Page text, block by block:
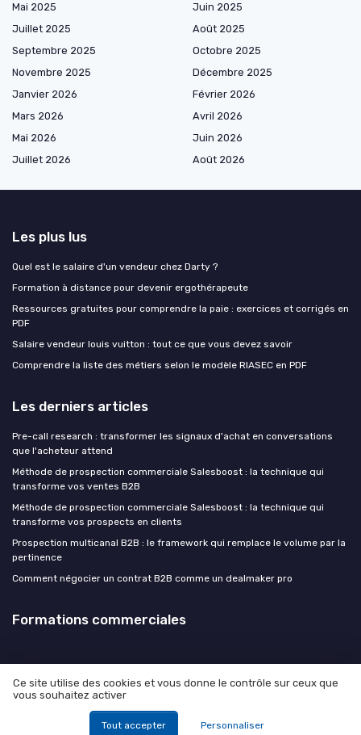
Mai 2025
Juin 2025
Juillet 2025
Août 2025
Septembre 2025
Octobre 2025
Novembre 2025
Décembre 2025
Janvier 2026
Février 2026
Mars 2026
Avril 2026
Mai 2026
Juin 2026
Juillet 2026
Août 2026
Les plus lus
Quel est le salaire d'un vendeur chez Darty ?
Formation à distance pour devenir ergothérapeute
Ressources gratuites pour comprendre la paie : exercices et corrigés en
PDF
Salaire vendeur louis vuitton : tout ce que vous devez savoir
Comprendre la liste des métiers selon le modèle RIASEC en PDF
Les derniers articles
Pre-call research : transformer les signaux d'achat en conversations
que l'acheteur attend
Méthode de prospection commerciale Salesboost : la technique qui
transforme vos ventes B2B
Méthode de prospection commerciale Salesboost : la technique qui
transforme vos prospects en clients
Prospection multicanal B2B : le framework qui remplace le volume par la
pertinence
Comment négocier un contrat B2B comme un dealmaker pro
Formations commerciales
Mentions légales
© Formations commerciales 2026
Ce site utilise des cookies et vous donne le contrôle sur ceux que
vous souhaitez activer
Tout accepter Personnaliser